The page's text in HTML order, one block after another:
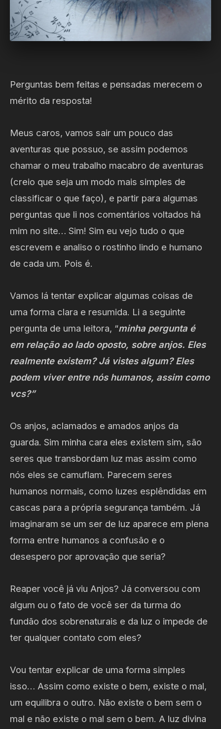
Perguntas bem feitas e pensadas merecem o
mérito da resposta!
Meus caros, vamos sair um pouco das
aventuras que possuo, se assim podemos
chamar o meu trabalho macabro de aventuras
(creio que seja um modo mais simples de
classificar o que faço), e partir para algumas
perguntas que li nos comentários voltados há
mim no site… Sim! Sim eu vejo tudo o que
escrevem e analiso o rostinho lindo e humano
de cada um. Pois é.
Vamos lá tentar explicar algumas coisas de
uma forma clara e resumida. Li a seguinte
pergunta de uma leitora, “minha pergunta é
em relação ao lado oposto, sobre anjos. Eles
realmente existem? Já vistes algum? Eles
podem viver entre nós humanos, assim como
vcs?”
Os anjos, aclamados e amados anjos da
guarda. Sim minha cara eles existem sim, são
seres que transbordam luz mas assim como
nós eles se camuflam. Parecem seres
humanos normais, como luzes esplêndidas em
cascas para a própria segurança também. Já
imaginaram se um ser de luz aparece em plena
forma entre humanos a confusão e o
desespero por aprovação que seria?
Reaper você já viu Anjos? Já conversou com
algum ou o fato de você ser da turma do
fundão dos sobrenaturais e da luz o impede de
ter qualquer contato com eles?
Vou tentar explicar de uma forma simples
isso… Assim como existe o bem, existe o mal,
um equilibra o outro. Não existe o bem sem o
mal e não existe o mal sem o bem. A luz divina